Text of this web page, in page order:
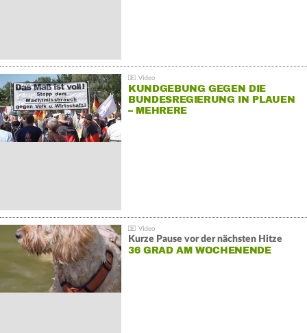
KUNDGEBUNG GEGEN DIE
BUNDESREGIERUNG IN PLAUEN
– MEHRERE
Kurze Pause vor der nächsten Hitze
36 GRAD AM WOCHENENDE